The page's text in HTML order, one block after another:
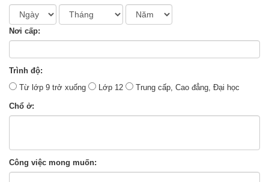
Nơi cấp:
Trình độ:
Từ lớp 9 trở xuống
Lớp 12 Trung cấp, Cao đẳng, Đại học
Chổ ở:
Công việc mong muốn: